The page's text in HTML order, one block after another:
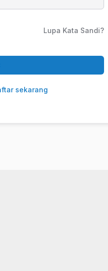
Lupa Kata Sandi?
sekarang